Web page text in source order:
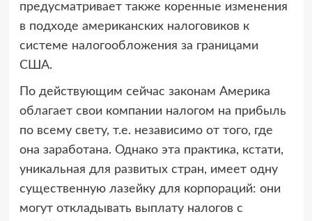
предусматривает также коренные изменения
в подходе американских налоговиков к
системе налогообложения за границами
США.
По действующим сейчас законам Америка
облагает свои компании налогом на прибыль
по всему свету, т.е. независимо от того, где
она заработана. Однако эта практика, кстати,
уникальная для развитых стран, имеет одну
существенную лазейку для корпораций: они
могут откладывать выплату налогов с